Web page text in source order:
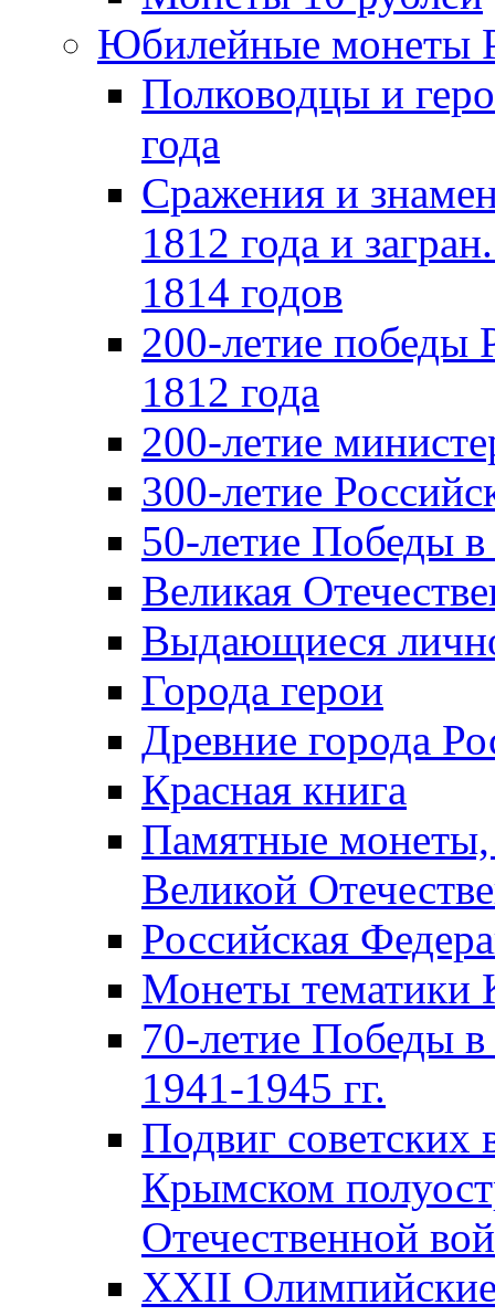
Юбилейные монеты
Полководцы и
года
Сражения и
1812 года и
1814 годов
200-летие победы
1812 года
200-летие
300-летие
50-летие Победы
Великая
Выдающиеся
Города герои
Древние города
Красная книга
Памятные
Великой
Российская
Монеты тематики
70-летие Победы
1941-1945 гг.
Подвиг советских
Крымском
Отечественной
XXII